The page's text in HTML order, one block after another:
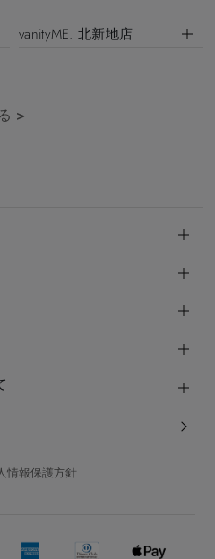
vanityME. 北新地店
>
情報保護方針